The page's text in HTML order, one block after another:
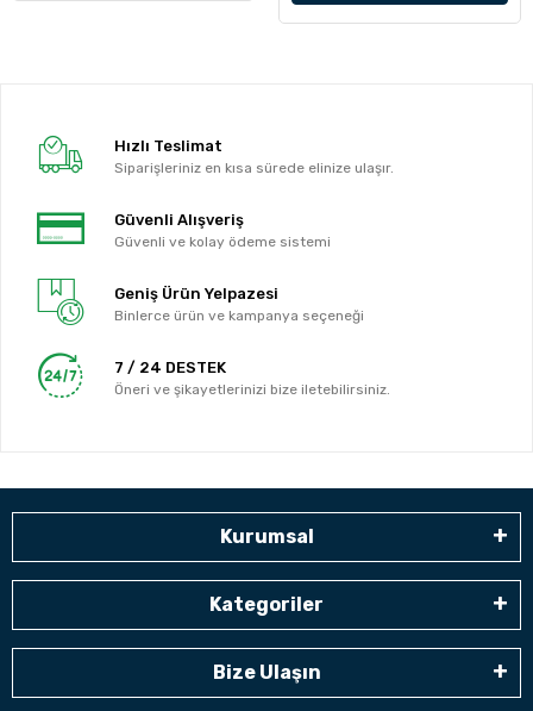
Hızlı Teslimat
Siparişleriniz en kısa sürede elinize ulaşır.
Güvenli Alışveriş
Güvenli ve kolay ödeme sistemi
Geniş Ürün Yelpazesi
Binlerce ürün ve kampanya seçeneği
7 / 24 DESTEK
Öneri ve şikayetlerinizi bize iletebilirsiniz.
Kurumsal
Kategoriler
Bize Ulaşın